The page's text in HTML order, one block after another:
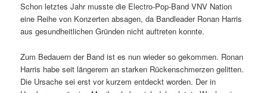
Schon letztes Jahr musste die Electro-Pop-Band VNV Nation
eine Reihe von Konzerten absagen, da Bandleader Ronan Harris
aus gesundheitlichen Gründen nicht auftreten konnte.
Zum Bedauern der Band ist es nun wieder so gekommen. Ronan
Harris habe seit längerem an starken Rückenschmerzen gelitten.
Die Ursache sei erst vor kurzem entdeckt worden. Der in